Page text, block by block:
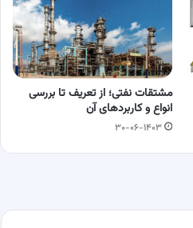
مشتقات نفتی؛ از تعریف تا بررسی
انواع و کاربردهای آن
۳۰-۰۶-۱۴۰۳